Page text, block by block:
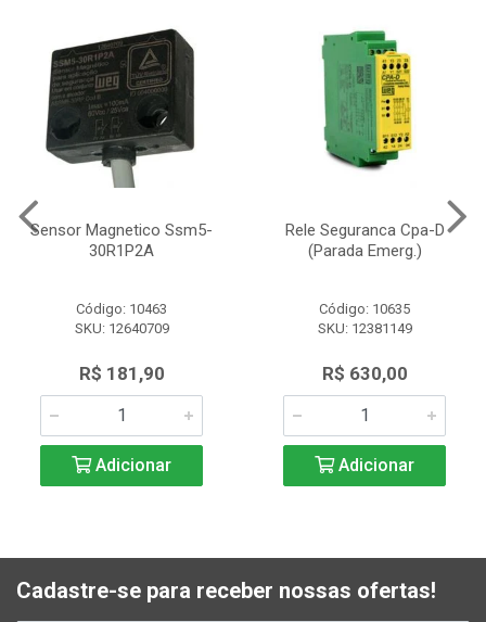
Sensor Magnetico Ssm5-
30R1P2A
Código: 10463
SKU: 12640709
R$ 181,90
Adicionar
Rele Seguranca Cpa-D
(Parada Emerg.)
Código: 10635
SKU: 12381149
R$ 630,00
Adicionar
Cadastre-se para receber nossas ofertas!